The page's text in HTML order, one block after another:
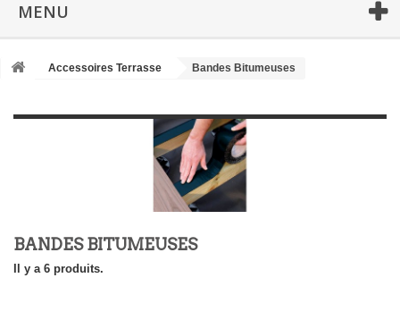
MENU
Accessoires Terrasse Bandes Bitumeuses
BANDES BITUMEUSES
Il y a 6 produits.